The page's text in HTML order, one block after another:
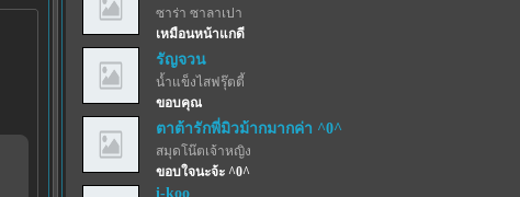
ซาร่า ซาลาเปา
เหมือนหน้าแกดี
รัญจวน
น้ำแข็งไสฟรุ๊ตตี้
ขอบคุณ
ตาต้ารักพี่มิวม้ากมากค่า ^0^
สมุดโน๊ตเจ้าหญิง
ขอบใจนะจ้ะ ^0^
i-koo